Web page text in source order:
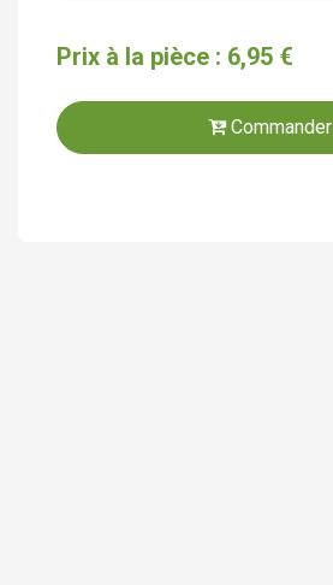
Prix à la pièce : 6,95 €
Commander